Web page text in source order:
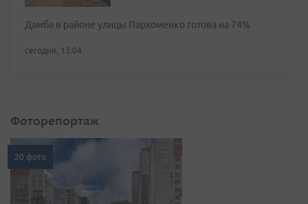
Дамба в районе улицы Пархоменко готова на 74%
сегодня, 13:04
Фоторепортаж
20 фото